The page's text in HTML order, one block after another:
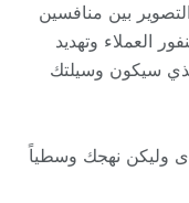
بين منافسين
العملاء وتهديد
سيكون وسيلتك
وليكن نهجك وسطياً